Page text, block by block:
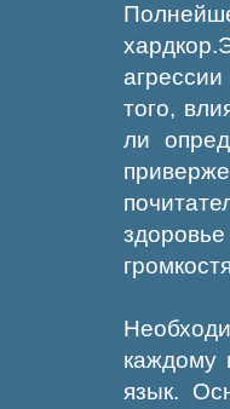
того,
ли
каждому
язык.